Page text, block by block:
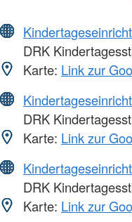
DRK
Karte: Link zur
DRK
Karte: Link zur
DRK
Karte: Link zur